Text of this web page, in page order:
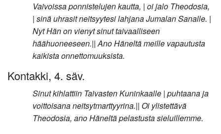
Vaivoissa ponnistelujen kautta, | oi jalo Theodosia,
| sinä uhrasit neitsyytesi lahjana Jumalan Sanalle. |
Nyt Hän on vienyt sinut taivaalliseen
häähuoneeseen.|| Ano Häneltä meille vapautusta
kaikista onnettomuuksista.
Kontakki, 4. säv.
Sinut kihlattiin Taivasten Kuninkaalle | puhtaana ja
voittoisana neitsytmarttyyrina.|| Oi ylistettävä
Theodosia, ano Häneltä pelastusta sieluillemme.